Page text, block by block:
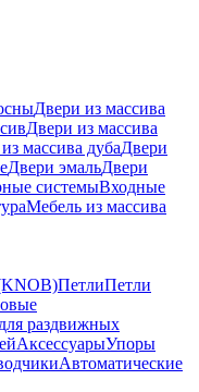
Двери из массива
Двери из массива
массива дубаДвери
Двери эмальДвери
системыВходные
Мебель из массива
ПетлиПетли
раздвижных
АксессуарыУпоры
Автоматические